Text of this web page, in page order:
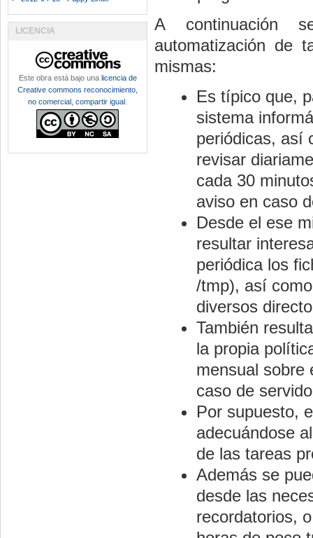
A continuación
automatización de
mismas:
Es típico que,
sistema
periódicas, así
revisar
cada 30
aviso en caso
Desde el ese
resultar
periódica los
/tmp), así
diversos
También
la propia
mensual sobre
caso de
Por supuesto,
adecuándose
de las tareas
Además se
desde las
recordatorios,
LICENCIA
Este obra está bajo una licencia de
Creative commons reconocimiento,
no comercial, compartir igual